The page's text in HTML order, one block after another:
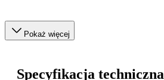
Pokaż więcej
Specyfikacja techniczna